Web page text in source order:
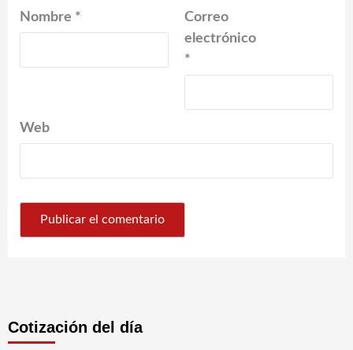
Nombre *
Correo
electrónico
*
Web
Cotización del día